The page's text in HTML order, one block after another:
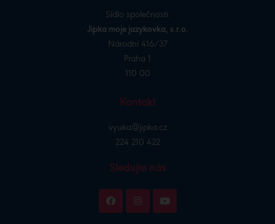
Sídlo společnosti:
Jipka moje jazykovka, s.r.o.
Národní 416/37
Praha 1
110 00
Kontakt
vyuka@jipka.cz
224 210 422
Sledujte nás